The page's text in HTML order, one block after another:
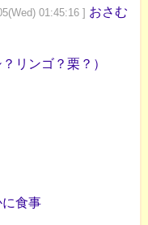
01:45:16 ] おさむ
リンゴ？栗？）
に食事